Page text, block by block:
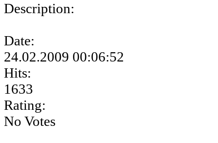
Description:
Date:
24.02.2009 00:06:52
Hits:
1633
Rating:
No Votes